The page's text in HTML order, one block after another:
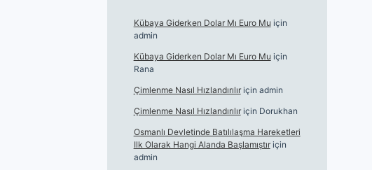
Kübaya Giderken Dolar Mı Euro Mu için
admin
Kübaya Giderken Dolar Mı Euro Mu için
Rana
Çimlenme Nasıl Hızlandırılıriçin admin
Çimlenme Nasıl Hızlandırılıriçin Dorukhan
Osmanlı Devletinde Batılılaşma Hareketleri
Ilk Olarak Hangi Alanda Başlamıştıriçin
admin